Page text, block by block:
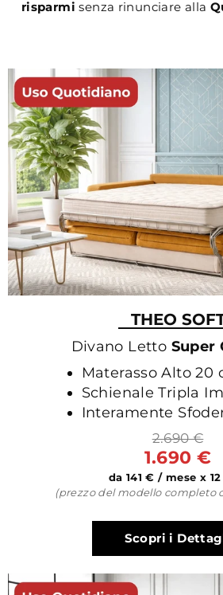
risparmi senza rinunciare alla
THEO
Divano Letto Super
Materasso Alto 20
Schienale Tripla
Interamente
2.690 €
1.690 €
da 141 € / mese x
(prezzo del modello completo
Scopri i